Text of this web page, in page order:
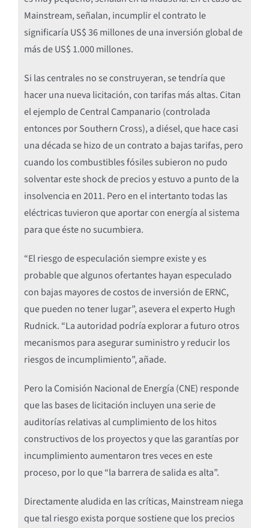
Mainstream, señalan, incumplir el contrato le
significaría US$ 36 millones de una inversión global de
más de US$ 1.000 millones.
Si las centrales no se construyeran, se tendría que
hacer una nueva licitación, con tarifas más altas. Citan
el ejemplo de Central Campanario (controlada
entonces por Southern Cross), a diésel, que hace casi
una década se hizo de un contrato a bajas tarifas, pero
cuando los combustibles fósiles subieron no pudo
solventar este shock de precios y estuvo a punto de la
insolvencia en 2011. Pero en el intertanto todas las
eléctricas tuvieron que aportar con energía al sistema
para que éste no sucumbiera.
“El riesgo de especulación siempre existe y es
probable que algunos ofertantes hayan especulado
con bajas mayores de costos de inversión de ERNC,
que pueden no tener lugar”, asevera el experto Hugh
Rudnick. “La autoridad podría explorar a futuro otros
mecanismos para asegurar suministro y reducir los
riesgos de incumplimiento”, añade.
Pero la Comisión Nacional de Energía (CNE) responde
que las bases de licitación incluyen una serie de
auditorías relativas al cumplimiento de los hitos
constructivos de los proyectos y que las garantías por
incumplimiento aumentaron tres veces en este
proceso, por lo que “la barrera de salida es alta”.
Directamente aludida en las críticas, Mainstream niega
que tal riesgo exista porque sostiene que los precios